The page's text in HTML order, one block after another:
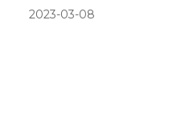
2023-03-08